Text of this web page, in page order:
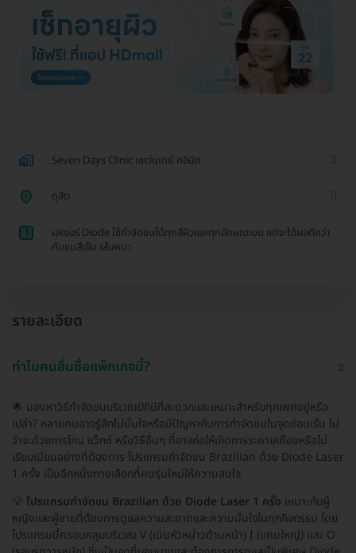
Seven Days Clinic เซเว่นเดย์ คลินิก
ดุสิต
1
เลเซอร์ Diode ใช้กำจัดขนได้ทุกสีผิวและทุกลักษณะขน แต่จะได้ผลดีกว่า
กับขนสีเข้ม เส้นหนา
รายละเอียด
ทำไมคนอื่นซื้อแพ็กเกจนี้?
🌟 มองหาวิธีกำจัดขนบริเวณบิกินีที่สะดวกและเหมาะสำหรับทุกเพศอยู่หรือ
เปล่า? หลายคนอาจรู้สึกไม่มั่นใจหรือมีปัญหากับการกำจัดขนในจุดซ่อนเร้น ไม่
ว่าจะด้วยการโกน แว็กซ์ หรือวิธีอื่นๆ ที่อาจก่อให้เกิดการระคายเคืองหรือไม่
เรียบเนียนอย่างที่ต้องการ โปรแกรมกำจัดขน Brazilian ด้วย Diode Laser
1 ครั้ง เป็นอีกหนึ่งทางเลือกที่คนรุ่นใหม่ให้ความสนใจ
💡 โปรแกรมกำจัดขน Brazilian ด้วย Diode Laser 1 ครั้ง เหมาะกับผู้
หญิงและผู้ชายที่ต้องการดูแลความสะอาดและความมั่นใจในทุกกิจกรรม โดย
โปรแกรมนี้ครอบคลุมบริเวณ V (เนินหัวหน่าวด้านหน้า) I (แคมใหญ่) และ O